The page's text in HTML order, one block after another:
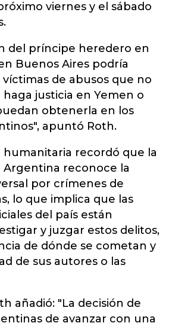
viernes y el sábado
del príncipe heredero en
Buenos Aires podría
de abusos que no
haga justicia en Yemen o
obtenerla en los
apuntó Roth.
humanitaria recordó que la
reconoce la
por crímenes de
lo que implica que las
del país están
y juzgar estos delitos,
de dónde se cometan y
de sus autores o las
añadió: "La decisión de
de avanzar con una